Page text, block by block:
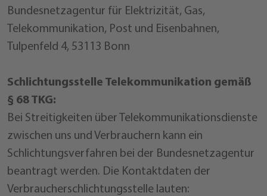
Bundesnetzagentur für Elektrizität, Gas,
Telekommunikation, Post und Eisenbahnen,
Tulpenfeld 4, 53113 Bonn
Schlichtungsstelle Telekommunikation gemäß
§ 68 TKG:
Bei Streitigkeiten über Telekommunikationsdienste
zwischen uns und Verbrauchern kann ein
Schlichtungsverfahren bei der Bundesnetzagentur
beantragt werden. Die Kontaktdaten der
Verbraucherschlichtungsstelle lauten: